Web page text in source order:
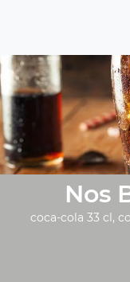
Nos
coca-cola 33 cl,